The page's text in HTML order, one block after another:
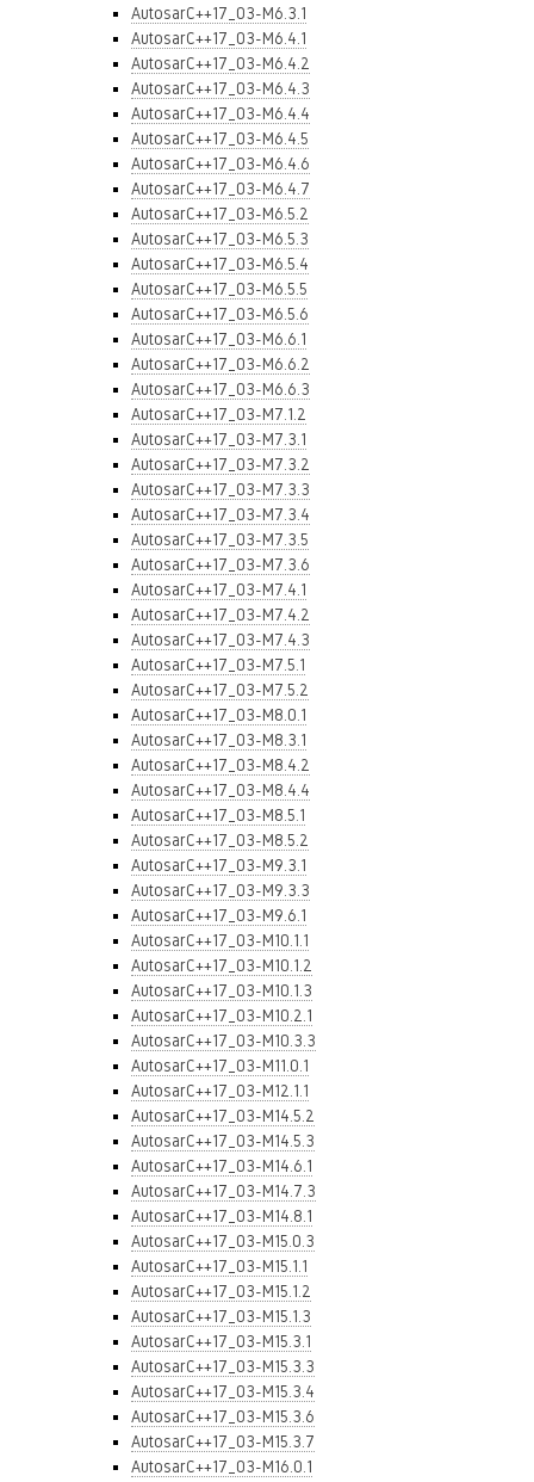
AutosarC++17_03-M6.3.1
AutosarC++17_03-M6.4.1
AutosarC++17_03-M6.4.2
AutosarC++17_03-M6.4.3
AutosarC++17_03-M6.4.4
AutosarC++17_03-M6.4.5
AutosarC++17_03-M6.4.6
AutosarC++17_03-M6.4.7
AutosarC++17_03-M6.5.2
AutosarC++17_03-M6.5.3
AutosarC++17_03-M6.5.4
AutosarC++17_03-M6.5.5
AutosarC++17_03-M6.5.6
AutosarC++17_03-M6.6.1
AutosarC++17_03-M6.6.2
AutosarC++17_03-M6.6.3
AutosarC++17_03-M7.1.2
AutosarC++17_03-M7.3.1
AutosarC++17_03-M7.3.2
AutosarC++17_03-M7.3.3
AutosarC++17_03-M7.3.4
AutosarC++17_03-M7.3.5
AutosarC++17_03-M7.3.6
AutosarC++17_03-M7.4.1
AutosarC++17_03-M7.4.2
AutosarC++17_03-M7.4.3
AutosarC++17_03-M7.5.1
AutosarC++17_03-M7.5.2
AutosarC++17_03-M8.0.1
AutosarC++17_03-M8.3.1
AutosarC++17_03-M8.4.2
AutosarC++17_03-M8.4.4
AutosarC++17_03-M8.5.1
AutosarC++17_03-M8.5.2
AutosarC++17_03-M9.3.1
AutosarC++17_03-M9.3.3
AutosarC++17_03-M9.6.1
AutosarC++17_03-M10.1.1
AutosarC++17_03-M10.1.2
AutosarC++17_03-M10.1.3
AutosarC++17_03-M10.2.1
AutosarC++17_03-M10.3.3
AutosarC++17_03-M11.0.1
AutosarC++17_03-M12.1.1
AutosarC++17_03-M14.5.2
AutosarC++17_03-M14.5.3
AutosarC++17_03-M14.6.1
AutosarC++17_03-M14.7.3
AutosarC++17_03-M14.8.1
AutosarC++17_03-M15.0.3
AutosarC++17_03-M15.1.1
AutosarC++17_03-M15.1.2
AutosarC++17_03-M15.1.3
AutosarC++17_03-M15.3.1
AutosarC++17_03-M15.3.3
AutosarC++17_03-M15.3.4
AutosarC++17_03-M15.3.6
AutosarC++17_03-M15.3.7
AutosarC++17_03-M16.0.1